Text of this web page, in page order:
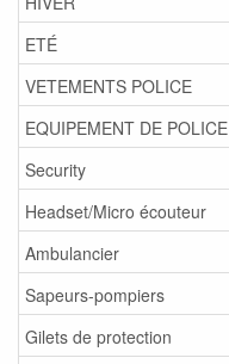
ETÉ
VETEMENTS POLICE
EQUIPEMENT DE POLICE
Security
Headset/Micro écouteur
Ambulancier
Sapeurs-pompiers
Gilets de protection